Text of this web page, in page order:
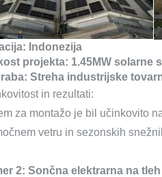
Indonezija
projekta: 1.45MW solarne
Streha industrijske
in rezultati:
za montažo je bil učinkovito
vetru in sezonskih
2: Sončna elektrarna na tleh